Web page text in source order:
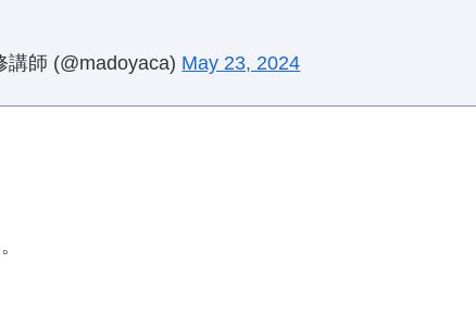
師 (@madoyaca) May 23, 2024